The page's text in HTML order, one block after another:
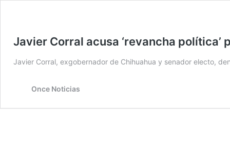
Javier Corral acusa ‘revancha
Javier Corral, exgobernador de Chihuahua y senador electo,
Once Noticias